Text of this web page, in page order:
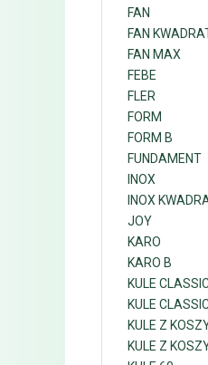
FAN
FAN
FAN MAX
FEBE
FLER
FORM
FORM B
FUNDAMENT
INOX
INOX
JOY
KARO
KARO B
KULE
KULE CLASSIC
KULE Z
KULE Z